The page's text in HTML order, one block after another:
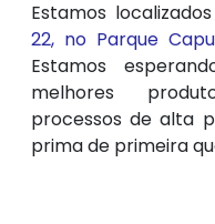
Estamos
22, no Parque
Estamos
melhores
processos de alta
prima de primeira